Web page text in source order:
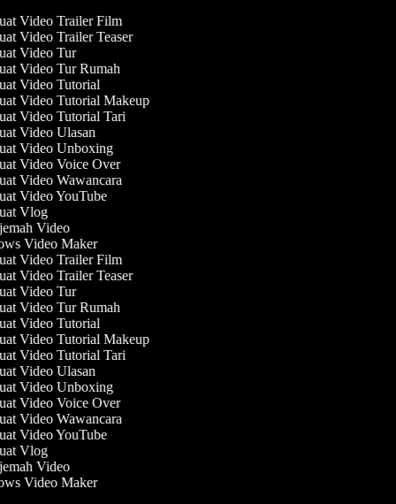
Video Trailer Film
Video Trailer Teaser
Video Tur
Video Tur Rumah
Video Tutorial
Video Tutorial Makeup
Video Tutorial Tari
Video Ulasan
Video Unboxing
Video Voice Over
Video Wawancara
Video YouTube
Vlog
Video
Video Maker
Video Trailer Film
Video Trailer Teaser
Video Tur
Video Tur Rumah
Video Tutorial
Video Tutorial Makeup
Video Tutorial Tari
Video Ulasan
Video Unboxing
Video Voice Over
Video Wawancara
Video YouTube
Vlog
Video
Video Maker